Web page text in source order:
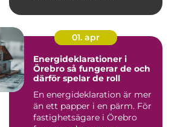
01. apr
Energideklarationer i
Örebro så fungerar de och
därför spelar de roll
En energideklaration är mer
än ett papper i en pärm. För
fastighetsägare i Örebro